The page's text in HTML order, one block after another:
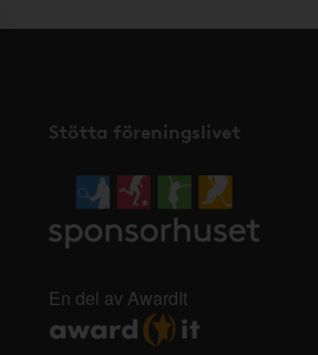
Stötta föreningslivet
En del av AwardIt